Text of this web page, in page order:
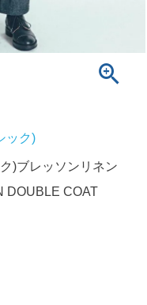
ック)
)ブレッソンリネン
DOUBLE COAT